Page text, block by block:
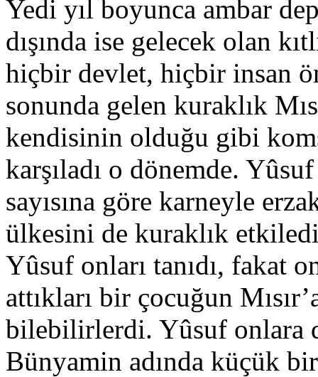
Yedi yıl boyunca ambar
dışında ise gelecek olan
hiçbir devlet, hiçbir insan
sonunda gelen kuraklık
kendisinin olduğu gibi
karşıladı o dönemde.
sayısına göre karneyle
ülkesini de kuraklık
Yûsuf onları tanıdı, fakat
attıkları bir çocuğun
bilebilirlerdi. Yûsuf onlara
Bünyamin adında küçük